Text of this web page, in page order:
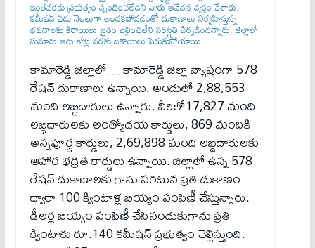
ఇంత‌వ‌ర‌కు ప్ర‌భుత్వం స్పందించ‌లేద‌ని వారు ఆవేద‌న వ్య‌క్తం చేశారు.
క‌మీష‌న్ ఏడు నెలలుగా అంద‌క‌పోవ‌డంతో దుకాణాలు నిర్వ‌హిస్తున్న
భ‌వ‌నాల‌కు కిరాయిలు సైతం చెల్లించలేని పరిస్థితి ఏర్పడింద‌న్నారు. జిల్లాలో
సుమారు ఆరు కోట్ల వరకు బకాయిలు పేరుకుపోయాయి.
కామారెడ్డి జిల్లాలో… కామారెడ్డి జిల్లా వ్యాప్తంగా 578
రేషన్ దుకాణాలు ఉన్నాయి. అందులో 2,88,553
మంది లబ్ధిదారులు ఉన్నారు. వీరిలో17,827 మంది
లబ్ధిదారులకు అంత్యోదయ కార్డులు, 869 మందికి
అన్నపూర్ణ కార్డులు, 2,69,898 మంది లబ్ధిదారులకు
ఆహార భద్రత కార్డులు ఉన్నాయి. జిల్లాలో ఉన్న 578
రేషన్ దుకాణాలకు గాను సగటున ప్రతి దుకాణం
ద్వారా 100 క్వింటాళ్ల బియ్యం పంపిణీ చేస్తున్నారు.
డీలర్ల బియ్యం పంపిణీ చేసినందుకుగాను ప్రతి
క్వింటాకు రూ.140 క‌మీష‌న్‌ ప్రభుత్వం చెల్లిస్తుంది.